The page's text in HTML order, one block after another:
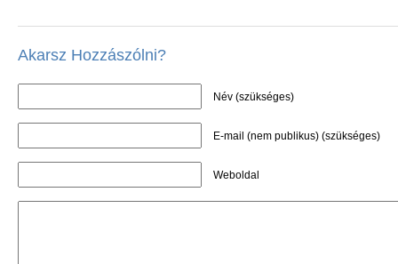
Akarsz Hozzászólni?
Név (szükséges)
E-mail (nem publikus) (szükséges)
Weboldal